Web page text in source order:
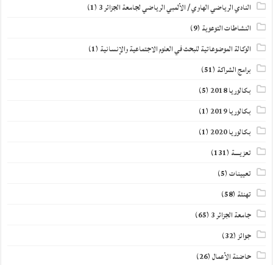
النادي الرياضي الهاوي / الألمبي الرياضي لجامعة الجزائر 3 (1)
النشاطات التوعوية (9)
الوكالة الموضوعاتية للبحث في العلوم الاجتماعية والإنسانية (1)
برامج الشراكة (51)
بكالوريا 2018
(5)
بكالوريا 2019
(1)
بكالوريا 2020
(1)
تعزيــــة (131)
تعيينات(5)
تهنئة (58)
جامعة الجزائر 3 (65)
جوائز(32)
حاضنة الأعمال(26)